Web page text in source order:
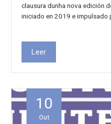
clausura dunha nova edición
iniciado en 2019 e impulsado
Leer
10
Out